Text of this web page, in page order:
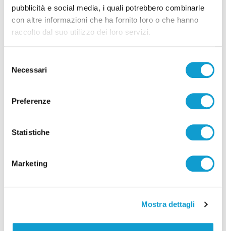
pubblicità e social media, i quali potrebbero combinarle
con altre informazioni che ha fornito loro o che hanno
raccolto dal suo utilizzo dei loro servizi.
delNecessari
Preferenze
Statistiche
Marketing
Mostra dettagli